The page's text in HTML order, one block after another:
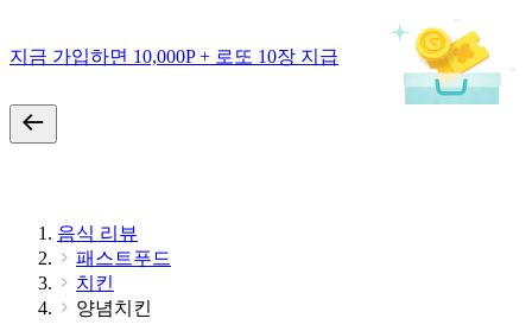
지금 가입하면 10,000P + 로또 10장 지급
음식 리뷰
패스트푸드
치킨
양념치킨